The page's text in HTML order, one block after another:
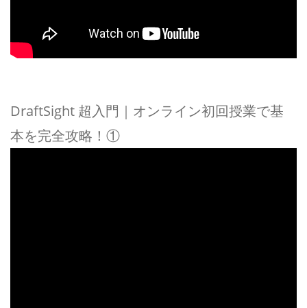
DraftSight 超入門｜オンライン初回授業で基
本を完全攻略！①